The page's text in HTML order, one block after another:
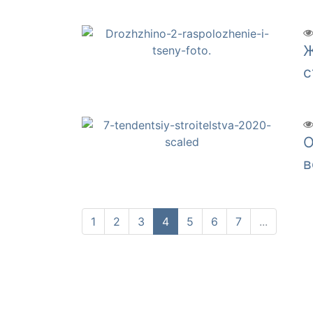
1 2 3 4 5 6 7 ...